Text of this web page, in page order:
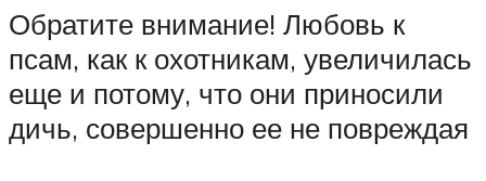
Обратите внимание! Любовь к
псам, как к охотникам, увеличилась
еще и потому, что они приносили
дичь, совершенно ее не повреждая